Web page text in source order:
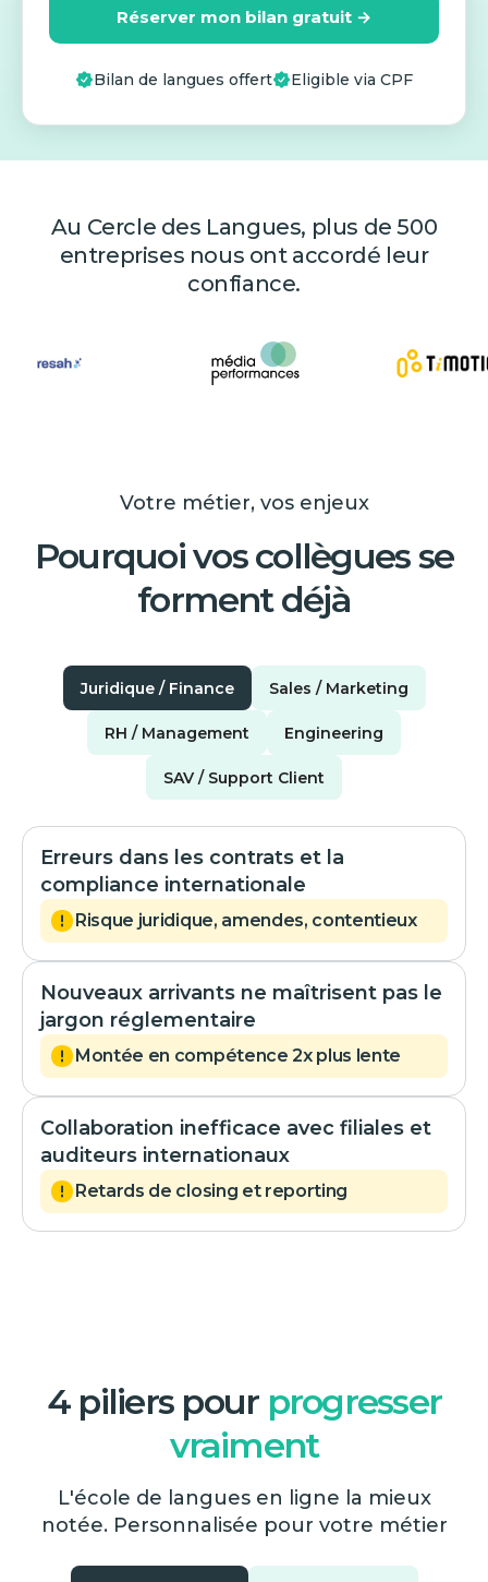
Réserver mon bilan gratuit →
Bilan de langues offert Eligible via CPF
Au Cercle des Langues, plus de 500
entreprises nous ont accordé leur
confiance.
Votre métier, vos enjeux
Pourquoi vos collègues se
forment déjà
Juridique / Finance Sales / Marketing
RH / Management Engineering
SAV / Support Client
Erreurs dans les contrats et la
compliance internationale
Risque juridique, amendes, contentieux
Nouveaux arrivants ne maîtrisent pas le
jargon réglementaire
Montée en compétence 2x plus lente
Collaboration inefficace avec filiales et
auditeurs internationaux
Retards de closing et reporting
4 piliers pour progresser
vraiment
L'école de langues en ligne la mieux
notée. Personnalisée pour votre métier